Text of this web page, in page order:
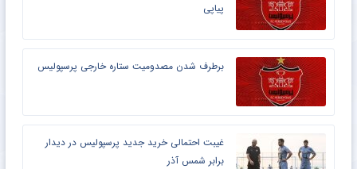
پیاپی
برطرف شدن مصدومیت ستاره خارجی پرسپولیس
غیبت احتمالی خرید جدید پرسپولیس در دیدار
برابر شمس آذر